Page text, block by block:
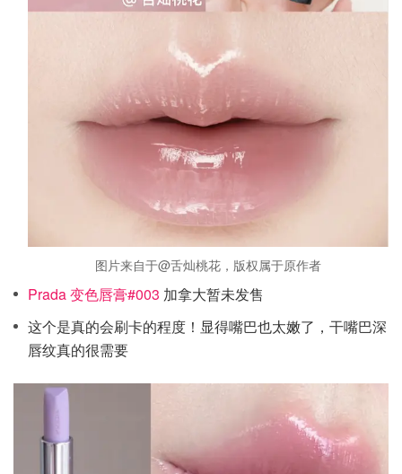
图片来自于@舌灿桃花，版权属于原作者
Prada 变色唇膏#003 加拿大暂未发售
这个是真的会刷卡的程度！显得嘴巴也太嫩了，干嘴巴深
唇纹真的很需要